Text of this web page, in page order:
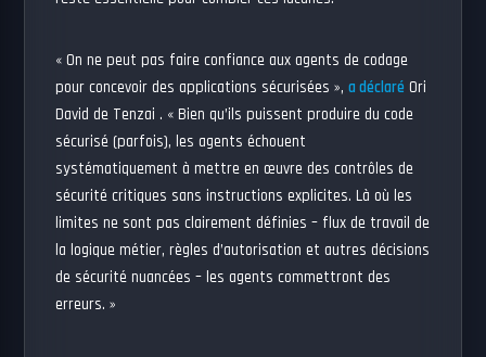
« On ne peut pas faire confiance aux agents de codage
pour concevoir des applications sécurisées »,a déclaré Ori
David de Tenzai . « Bien qu’ils puissent produire du code
sécurisé (parfois), les agents échouent
systématiquement à mettre en œuvre des contrôles de
sécurité critiques sans instructions explicites. Là où les
limites ne sont pas clairement définies – flux de travail de
la logique métier, règles d’autorisation et autres décisions
de sécurité nuancées – les agents commettront des
erreurs. »